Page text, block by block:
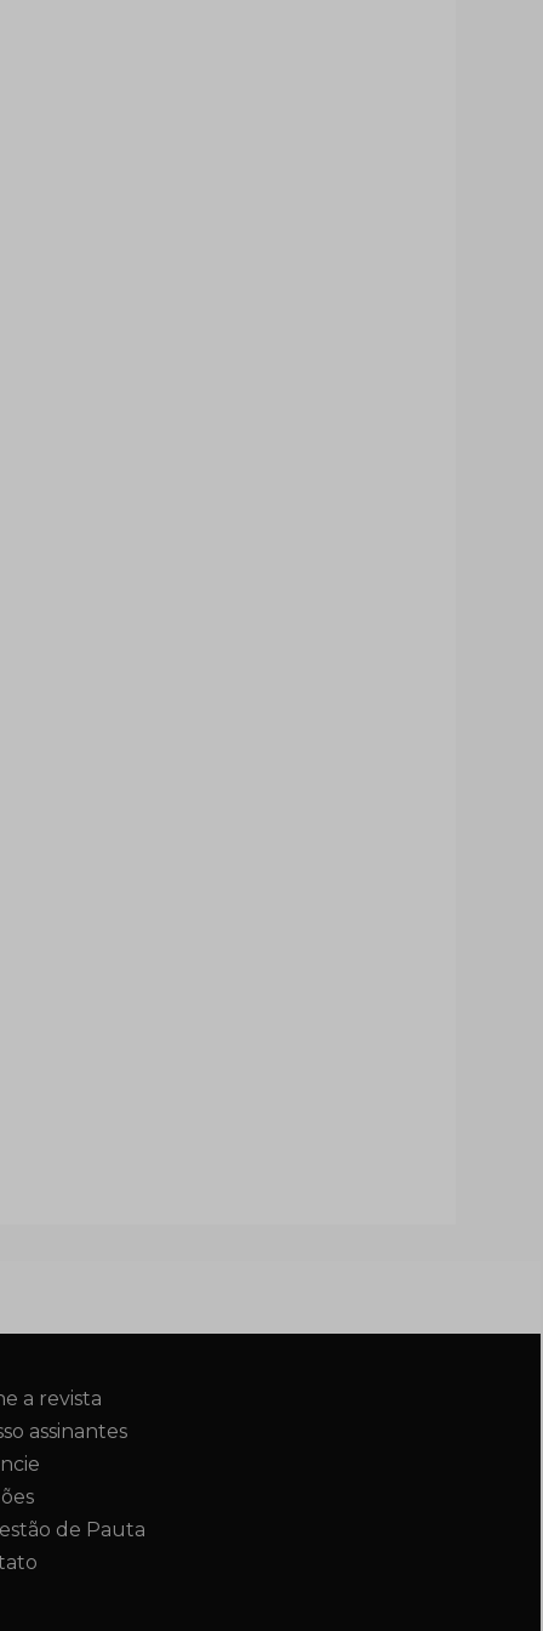
a revista
assinantes
de Pauta